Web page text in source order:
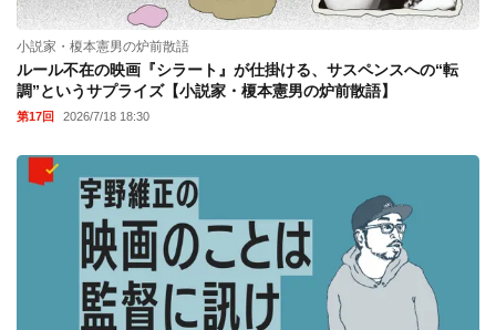
小説家・榎本憲男の炉前散語
ルール不在の映画『シラート』が仕掛ける、サスペンスへの“転
調”というサプライズ【小説家・榎本憲男の炉前散語】
第17回 2026/7/18 18:30